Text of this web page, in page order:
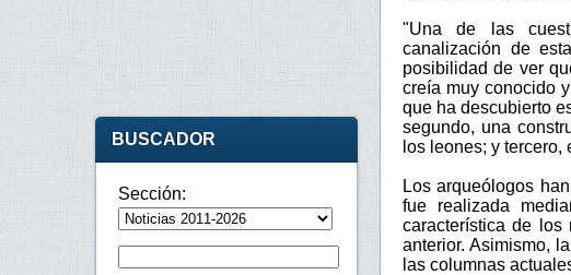
"Una de las
canalización de
posibilidad de ver
creía muy conocido
que ha descubierto
segundo, una
los leones; y
Los arqueólogos
fue realizada
característica de los
anterior. Asimismo,
las columnas
BUSCADOR
Sección: